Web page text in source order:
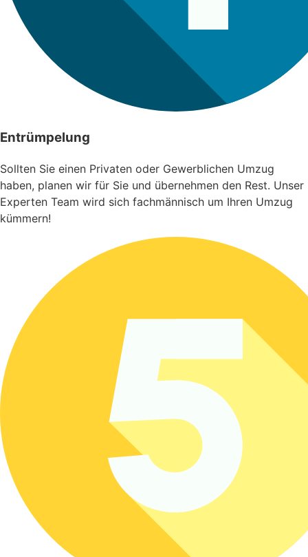
Entrümpelung
Sollten Sie einen Privaten oder Gewerblichen Umzug
haben, planen wir für Sie und übernehmen den Rest. Unser
Experten Team wird sich fachmännisch um Ihren Umzug
kümmern!